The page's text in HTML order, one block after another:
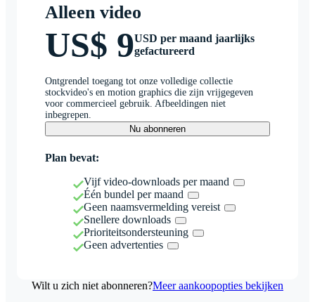
Alleen video
US$ 9USD per maand jaarlijks
gefactureerd
Ontgrendel toegang tot onze volledige collectie
stockvideo's en motion graphics die zijn vrijgegeven
voor commercieel gebruik. Afbeeldingen niet
inbegrepen.
Nu abonneren
Plan bevat:
Vijf video-downloads per maand
Één bundel per maand
Geen naamsvermelding vereist
Snellere downloads
Prioriteitsondersteuning
Geen advertenties
Wilt u zich niet abonneren?Meer aankoopopties bekijken